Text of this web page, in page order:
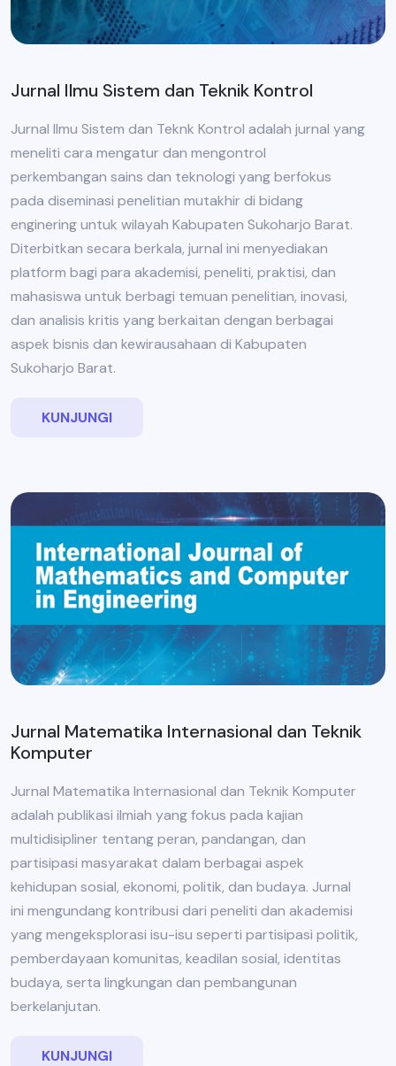
Jurnal Ilmu Sistem dan Teknik Kontrol
Jurnal Ilmu Sistem dan Teknk Kontrol adalah jurnal yang
meneliti cara mengatur dan mengontrol
perkembangan sains dan teknologi yang berfokus
pada diseminasi penelitian mutakhir di bidang
enginering untuk wilayah Kabupaten Sukoharjo Barat.
Diterbitkan secara berkala, jurnal ini menyediakan
platform bagi para akademisi, peneliti, praktisi, dan
mahasiswa untuk berbagi temuan penelitian, inovasi,
dan analisis kritis yang berkaitan dengan berbagai
aspek bisnis dan kewirausahaan di Kabupaten
Sukoharjo Barat.
KUNJUNGI
Jurnal Matematika Internasional dan Teknik
Komputer
Jurnal Matematika Internasional dan Teknik Komputer
adalah publikasi ilmiah yang fokus pada kajian
multidisipliner tentang peran, pandangan, dan
partisipasi masyarakat dalam berbagai aspek
kehidupan sosial, ekonomi, politik, dan budaya. Jurnal
ini mengundang kontribusi dari peneliti dan akademisi
yang mengeksplorasi isu-isu seperti partisipasi politik,
pemberdayaan komunitas, keadilan sosial, identitas
budaya, serta lingkungan dan pembangunan
berkelanjutan.
KUNJUNGI